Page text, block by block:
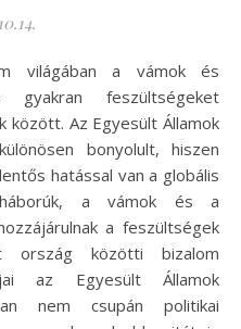
gyakran feszültségeket
között. Az Egyesült Államok
bonyolult, hiszen
hatással van a globális
a vámok és a
a feszültségek
ország közötti bizalom
az Egyesült Államok
nem csupán politikai